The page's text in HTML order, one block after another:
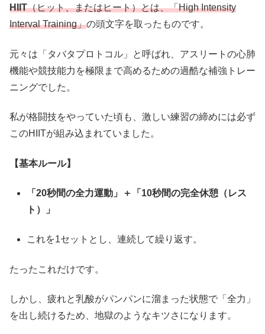
HIIT（ヒット、またはヒート）とは、「High Intensity
Interval Training」の頭文字を取ったものです。
元々は「タバタプロトコル」と呼ばれ、アスリートの心肺
機能や競技能力を極限まで高めるための過酷な補強トレー
ニングでした。
私が格闘技をやっていた頃も、激しい練習の締めには必ず
このHIITが組み込まれていました。
【基本ルール】
「20秒間の全力運動」＋「10秒間の完全休憩（レス
ト）」
これを1セットとし、連続して繰り返す。
たったこれだけです。
しかし、疲れと乳酸がパンパンに溜まった状態で「全力」
を出し続けるため、地獄のようなキツさになります。